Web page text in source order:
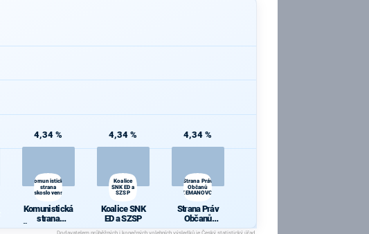
4,34 %
Komunistická
strana
Československa
Komunistická
strana
Českoslovens
4,34 %
Koalice
SNK ED a
SZSP
Koalice SNK
ED a SZSP
4,34 %
Strana Práv
Občanů
ZEMANOVCI
Strana Práv
Občanů
ZEMANOVCI